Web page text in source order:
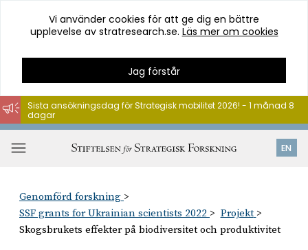
Hoppa
till
innehåll
Vi använder cookies för att ge dig en bättre
upplevelse av stratresearch.se. Läs mer om cookies
Jag förstår
EN
Sista ansökningsdag för Strategisk mobilitet 2026! - 1 månad 8
dagar
Genomförd forskning
SSF grants for Ukrainian scientists 2022
Projekt
Skogsbrukets effekter på biodiversitet och produktivitet